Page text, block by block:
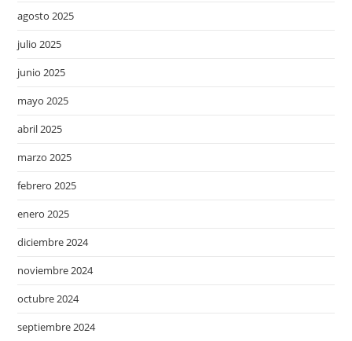
agosto 2025
julio 2025
junio 2025
mayo 2025
abril 2025
marzo 2025
febrero 2025
enero 2025
diciembre 2024
noviembre 2024
octubre 2024
septiembre 2024